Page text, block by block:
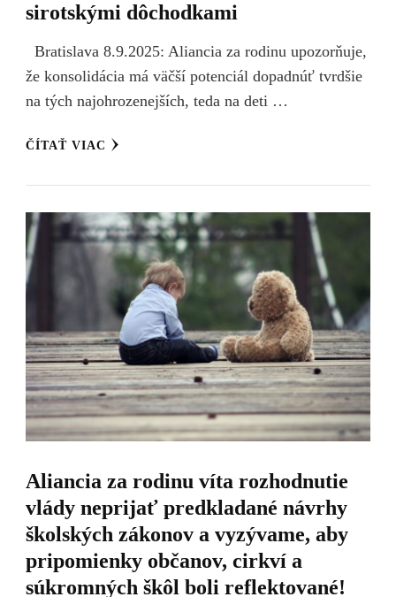
sirotskými dôchodkami
Bratislava 8.9.2025: Aliancia za rodinu upozorňuje,
že konsolidácia má väčší potenciál dopadnúť tvrdšie
na tých najohrozenejších, teda na deti …
ČÍTAŤ VIAC
Aliancia za rodinu víta rozhodnutie
vlády neprijať predkladané návrhy
školských zákonov a vyzývame, aby
pripomienky občanov, cirkví a
súkromných škôl boli reflektované!